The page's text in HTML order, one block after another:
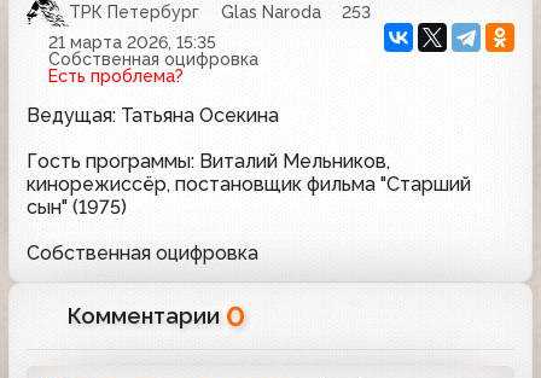
ТРК Петербург Glas Naroda
253
21 марта 2026, 15:35
Собственная оцифровка
Есть проблема?
Ведущая: Татьяна Осекина
Гость программы: Виталий Мельников,
кинорежиссёр, постановщик фильма "Старший
сын" (1975)
Собственная оцифровка
Комментарии 0